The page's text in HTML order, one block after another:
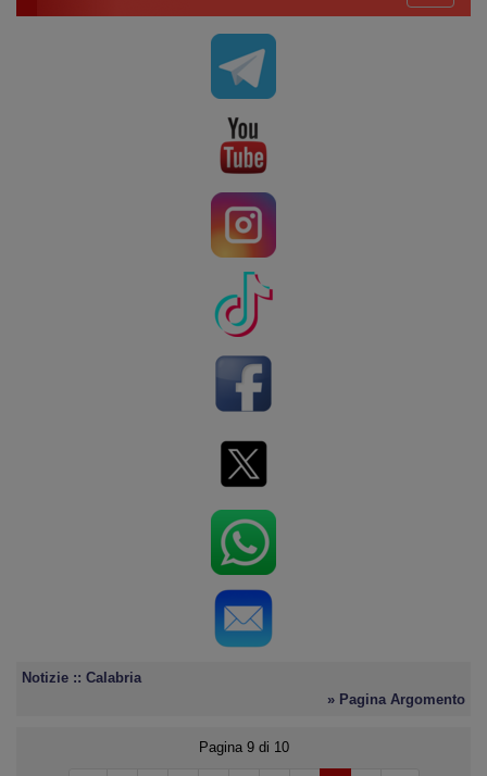
Notizie :: Calabria
» Pagina Argomento
Pagina 9 di 10